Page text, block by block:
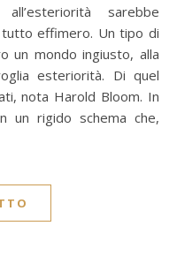
sarebbe
effimero. Un tipo di
un mondo ingiusto, alla
esteriorità. Di quel
nota Harold Bloom. In
un rigido schema che,